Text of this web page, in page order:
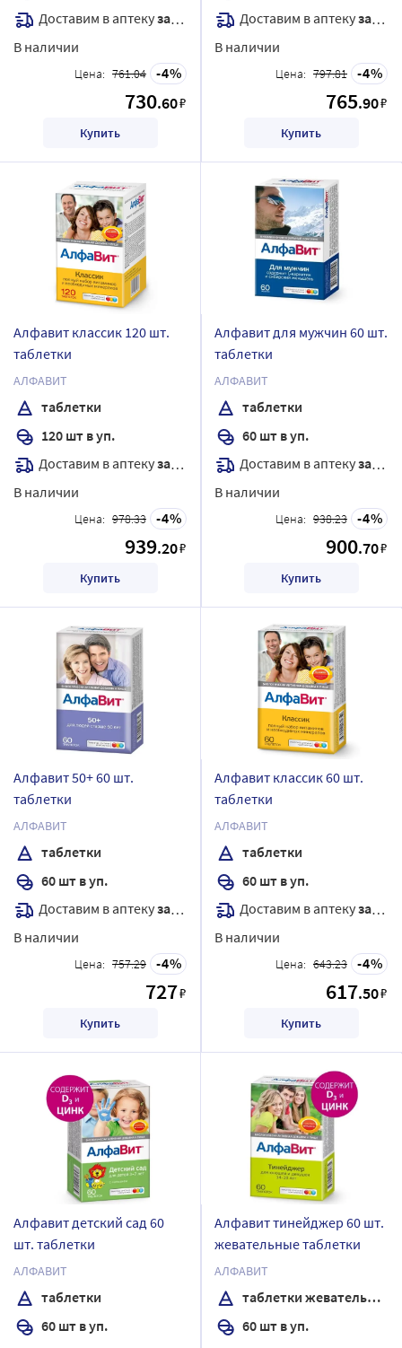
Доставим в аптекузавтра
В наличии
Цена: 761.04 4
730.60₽
Купить
Доставим в аптекузавтра
В наличии
Цена: 797.81 4
765.90₽
Купить
Алфавит классик 120 шт.
таблетки
АЛФАВИТ
таблетки
120 шт в уп.
Доставим в аптекузавтра
В наличии
Цена: 978.33 4
939.20₽
Купить
Алфавит для мужчин 60 шт.
таблетки
АЛФАВИТ
таблетки
60 шт в уп.
Доставим в аптекузавтра
В наличии
Цена: 938.23 4
900.70₽
Купить
Алфавит 50+ 60 шт.
таблетки
АЛФАВИТ
таблетки
60 шт в уп.
Доставим в аптекузавтра
В наличии
Цена: 757.29 4
727₽
Купить
Алфавит классик 60 шт.
таблетки
АЛФАВИТ
таблетки
60 шт в уп.
Доставим в аптекузавтра
В наличии
Цена: 643.23 4
617.50₽
Купить
Алфавит детский сад 60
шт. таблетки
АЛФАВИТ
таблетки
60 шт в уп.
Алфавит тинейджер 60 шт.
жевательные таблетки
АЛФАВИТ
таблетки жевательные
60 шт в уп.